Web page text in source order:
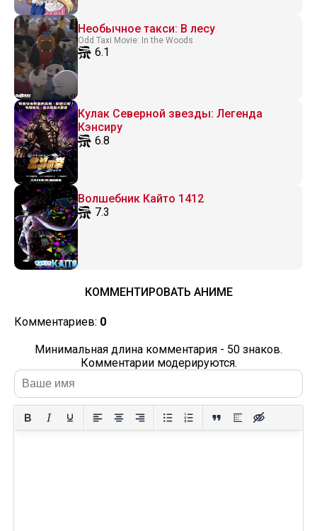
Необычное такси: В лесу
Odd Taxi Movie: In the Woods
6.1
Кулак Северной звезды: Легенда
Кэнсиру
6.8
Волшебник Кайто 1412
7.3
КОММЕНТИРОВАТЬ АНИМЕ
Комментариев: 0
Минимальная длина комментария - 50 знаков.
Комментарии модерируются.